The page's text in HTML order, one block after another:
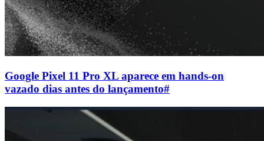
Google Pixel 11 Pro XL aparece em hands-on
vazado dias antes do lançamento#